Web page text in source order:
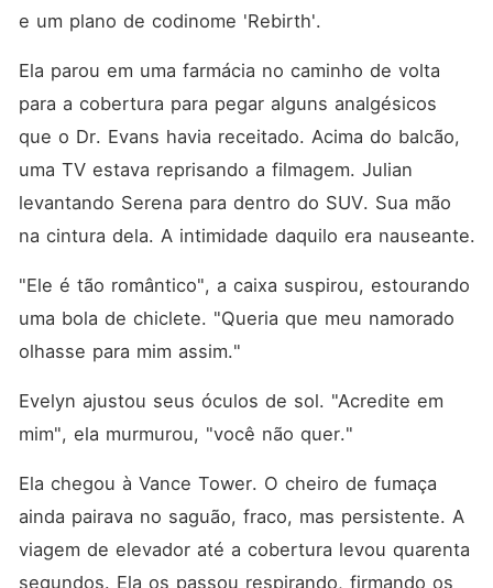
e um plano de codinome 'Rebirth'.
Ela parou em uma farmácia no caminho de volta
para a cobertura para pegar alguns analgésicos
que o Dr. Evans havia receitado. Acima do balcão,
uma TV estava reprisando a filmagem. Julian
levantando Serena para dentro do SUV. Sua mão
na cintura dela. A intimidade daquilo era nauseante.
"Ele é tão romântico", a caixa suspirou, estourando
uma bola de chiclete. "Queria que meu namorado
olhasse para mim assim."
Evelyn ajustou seus óculos de sol. "Acredite em
mim", ela murmurou, "você não quer."
Ela chegou à Vance Tower. O cheiro de fumaça
ainda pairava no saguão, fraco, mas persistente. A
viagem de elevador até a cobertura levou quarenta
segundos. Ela os passou respirando, firmando os